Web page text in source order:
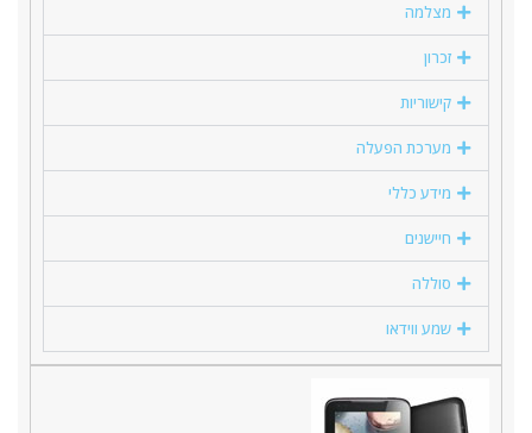
מצלמה
זכרון
קישוריות
מערכת הפעלה
מידע כללי
חיישנים
סוללה
שמע ווידאו